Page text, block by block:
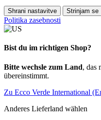
Shrani nastavitve Strinjam se
Politika zasebnosti
Bist du im richtigen Shop?
Bitte wechsle zum Land, das
übereinstimmt.
Zu Ecco Verde International
Anderes Lieferland wählen